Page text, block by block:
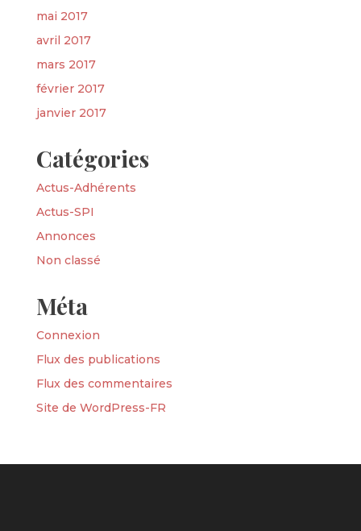
mai 2017
avril 2017
mars 2017
février 2017
janvier 2017
Catégories
Actus-Adhérents
Actus-SPI
Annonces
Non classé
Méta
Connexion
Flux des publications
Flux des commentaires
Site de WordPress-FR